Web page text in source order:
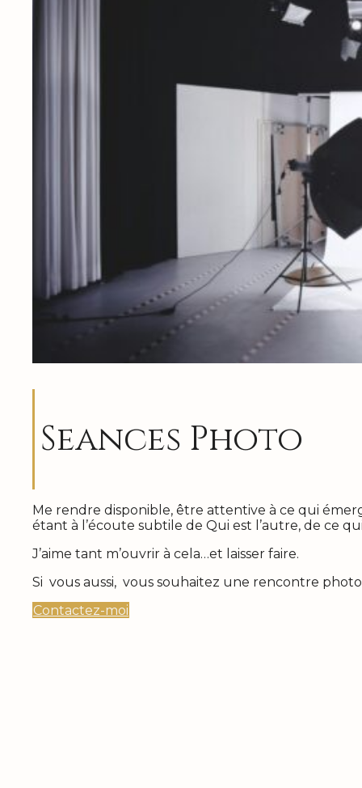
Seances Photo
Me rendre disponible, être attentive à ce qui
étant à l’écoute subtile de Qui est l’autre, de ce
J’aime tant m’ouvrir à cela…et laisser faire.
Si vous aussi, vous souhaitez une rencontre
Contactez-moi